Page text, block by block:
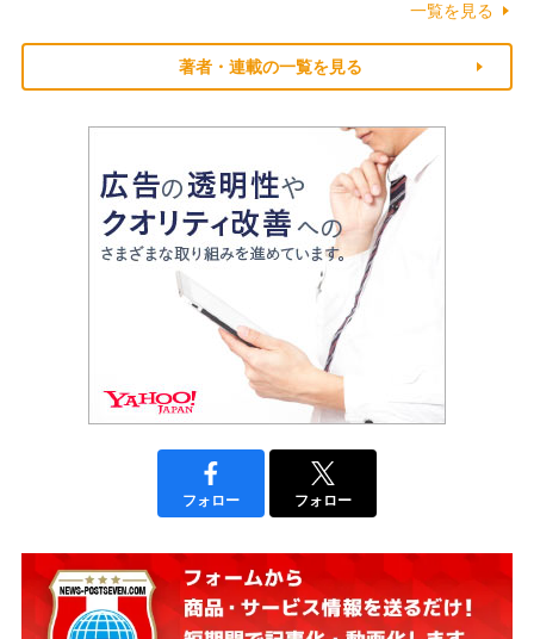
一覧を見る
著者・連載の一覧を見る
フォロー フォロー